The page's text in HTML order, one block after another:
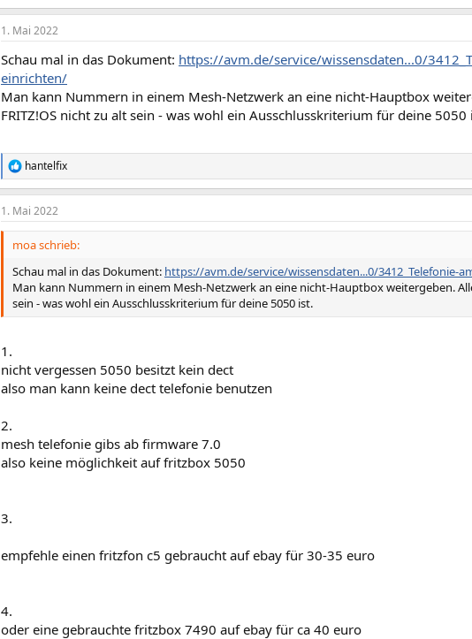
1. Mai 2022
Schau mal in das Dokument: https://avm.de/service/wissensdaten...0/
einrichten/
Man kann Nummern in einem Mesh-Netzwerk an eine nicht-Hauptbox
FRITZ!OS nicht zu alt sein - was wohl ein Ausschlusskriterium für deine 5050
R
e
a
k
t
n
hantelfix
1. Mai 2022
moa schrieb:
Schau mal in das Dokument: https://avm.de/service/wissensdaten...0/3412_Telefonie-
Man kann Nummern in einem Mesh-Netzwerk an eine nicht-Hauptbox weitergeben.
sein - was wohl ein Ausschlusskriterium für deine 5050 ist.
1.
nicht vergessen 5050 besitzt kein dect
also man kann keine dect telefonie benutzen
2.
mesh telefonie gibs ab firmware 7.0
also keine möglichkeit auf fritzbox 5050
3.
empfehle einen fritzfon c5 gebraucht auf ebay für 30-35 euro
4.
oder eine gebrauchte fritzbox 7490 auf ebay für ca 40 euro